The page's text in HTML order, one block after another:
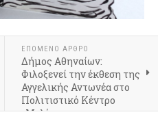
ΕΠΌΜΕΝΟ ΆΡΘΡΟ
Δήμος Αθηναίων:
Φιλοξενεί την έκθεση της
Αγγελικής Αντωνέα στο
Πολιτιστικό Κέντρο
«Μελίνα»